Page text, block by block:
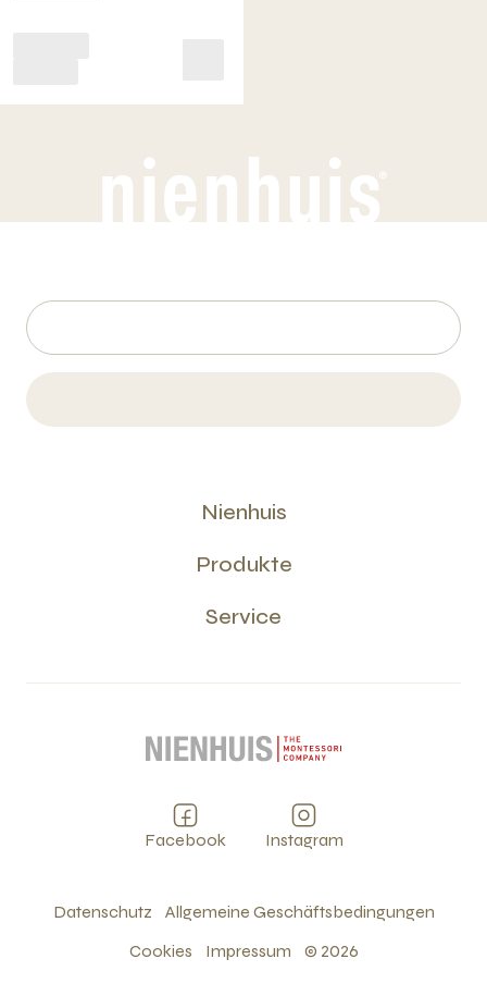
Nienhuis
Produkte
Service
Facebook Instagram
Datenschutz
Allgemeine Geschäftsbedingungen
Cookies
Impressum © 2026